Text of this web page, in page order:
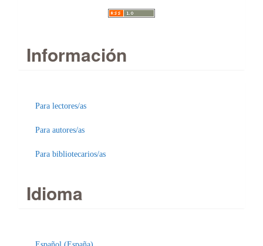
Información
Para lectores/as
Para autores/as
Para bibliotecarios/as
Idioma